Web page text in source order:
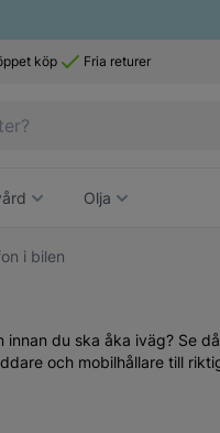
köp Fria returer
Olja
i bilen
du ska åka iväg? Se
och mobilhållare till